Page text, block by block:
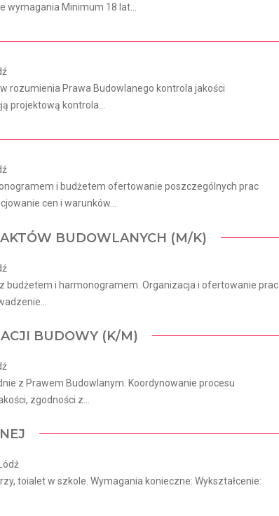
Minimum 18 lat...
rozumienia Prawa Budowlanego kontrola jakości
projektową kontrola...
i budżetem ofertowanie poszczególnych prac
cen i warunków...
BUDOWLANYCH (M/K)
budżetem i harmonogramem. Organizacja i ofertowanie prac
BUDOWY (K/M)
z Prawem Budowlanym. Koordynowanie procesu
zgodności z...
toialet w szkole. Wymagania konieczne: Wykształcenie: